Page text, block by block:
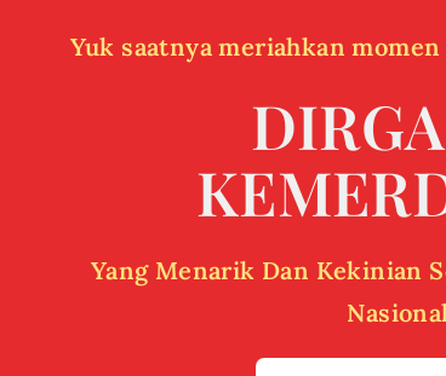
Yuk saatnya meriahkan
Yang Menarik Dan Kekinian